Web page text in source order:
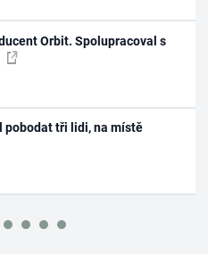
Orbit. Spolupracoval s
pobodat tři lidi, na místě